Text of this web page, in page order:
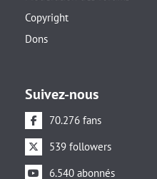
Copyright
Dons
Suivez-nous
70.276 fans
539 followers
6.540 abonnés